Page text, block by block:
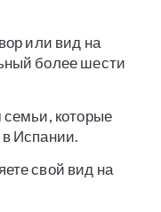
или вид на
более шести
семьи, которые
Испании.
свой вид на